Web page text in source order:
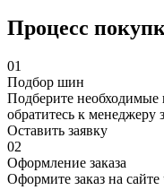
Процесс
01
Подбор шин
Подберите
обратитесь к
Оставить заявку
02
Оформление заказа
Оформите заказ на